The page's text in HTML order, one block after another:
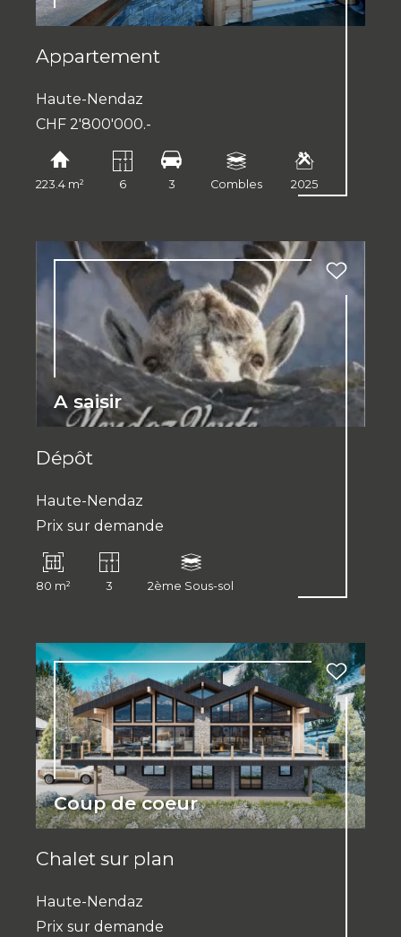
Appartement
Haute-Nendaz
CHF 2'800'000.-
223.4 m² 6 3 Combles 2025
A saisir
Dépôt
Haute-Nendaz
Prix sur demande
80 m² 3 2ème Sous-sol
Coup de coeur
Chalet sur plan
Haute-Nendaz
Prix sur demande